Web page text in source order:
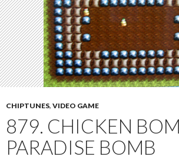
CHIPTUNES, VIDEO GAME
879. CHICKEN
PARADISE BOMB